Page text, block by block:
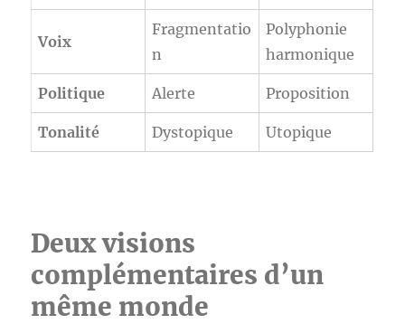
Voix
Fragmentatio
n
Polyphonie
harmonique
Politique Alerte Proposition
Tonalité Dystopique Utopique
Deux visions
complémentaires d’un
même monde